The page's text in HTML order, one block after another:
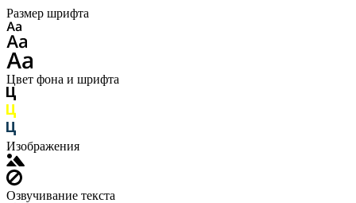
Размер шрифта
Цвет фона и шрифта
Изображения
Озвучивание текста